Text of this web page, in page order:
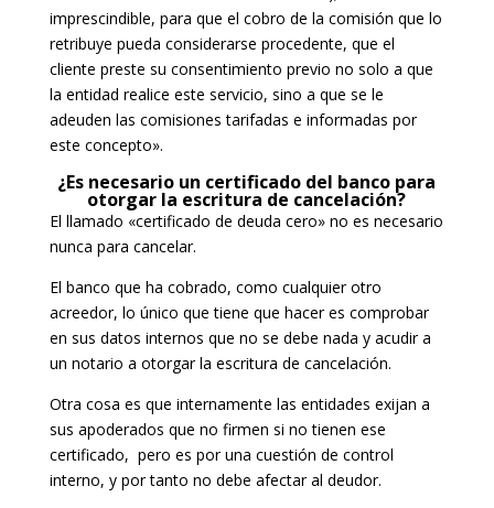
imprescindible, para que el cobro de la comisión que lo
retribuye pueda considerarse procedente, que el
cliente preste su consentimiento previo no solo a que
la entidad realice este servicio, sino a que se le
adeuden las comisiones tarifadas e informadas por
este concepto».
¿Es necesario un certificado del banco para
otorgar la escritura de cancelación?
El llamado «certificado de deuda cero» no es necesario
nunca para cancelar.
El banco que ha cobrado, como cualquier otro
acreedor, lo único que tiene que hacer es comprobar
en sus datos internos que no se debe nada y acudir a
un notario a otorgar la escritura de cancelación.
Otra cosa es que internamente las entidades exijan a
sus apoderados que no firmen si no tienen ese
certificado, pero es por una cuestión de control
interno, y por tanto no debe afectar al deudor.